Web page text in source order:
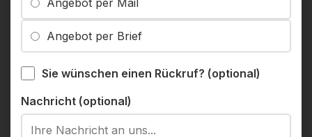
Angebot per Mail
Angebot per Brief
Sie wünschen einen Rückruf? (optional)
Nachricht (optional)